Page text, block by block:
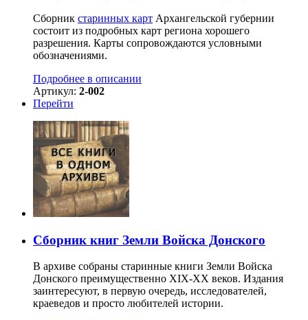
Сборник старинных карт Архангельской губернии
состоит из подробных карт региона хорошего
разрешения. Карты сопровождаются условными
обозначениями.
Подробнее в описании
Артикул: 2-002
Перейти
Сборник книг Земли Войска Донского
В архиве собраны старинные книги Земли Войска
Донского преимущественно XIX-ХХ веков. Издания
заинтересуют, в первую очередь, исследователей,
краеведов и просто любителей истории.